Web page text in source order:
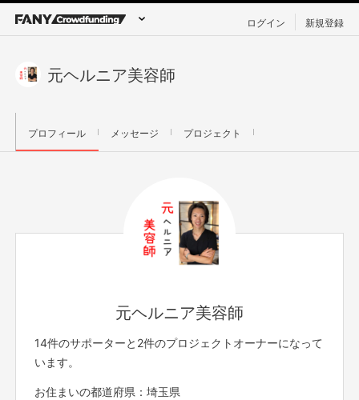
ログイン 新規登録
元ヘルニア美容師
プロフィール メッセージ プロジェクト
元ヘルニア美容師
14件のサポーターと2件のプロジェクトオーナーになって
います。
お住まいの都道府県：埼玉県